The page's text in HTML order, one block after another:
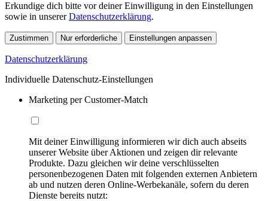
Erkundige dich bitte vor deiner Einwilligung in den Einstellungen
sowie in unsererDatenschutzerklärung.
Zustimmen Nur erforderliche Einstellungen anpassen
Datenschutzerklärung
Individuelle Datenschutz-Einstellungen
Marketing per Customer-Match
Mit deiner Einwilligung informieren wir dich auch abseits
unserer Website über Aktionen und zeigen dir relevante
Produkte. Dazu gleichen wir deine verschlüsselten
personenbezogenen Daten mit folgenden externen Anbietern
ab und nutzen deren Online-Werbekanäle, sofern du deren
Dienste bereits nutzt: